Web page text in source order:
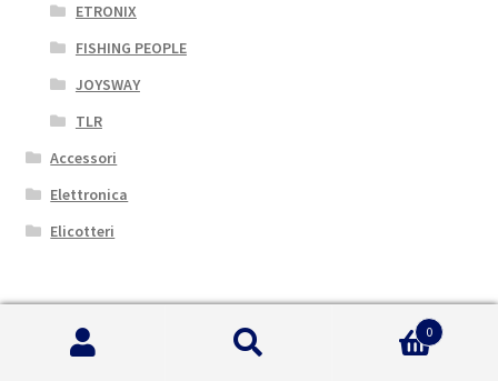
ETRONIX
FISHING PEOPLE
JOYSWAY
TLR
Accessori
Elettronica
Elicotteri
KYOSHO
0